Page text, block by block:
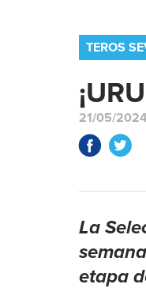
TEROS
21/05/2024
La
etapa